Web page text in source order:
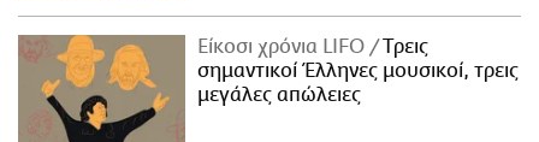
Είκοσι χρόνια LIFO
Tρεις
σημαντικοί Έλληνες μουσικοί, τρεις
μεγάλες απώλειες